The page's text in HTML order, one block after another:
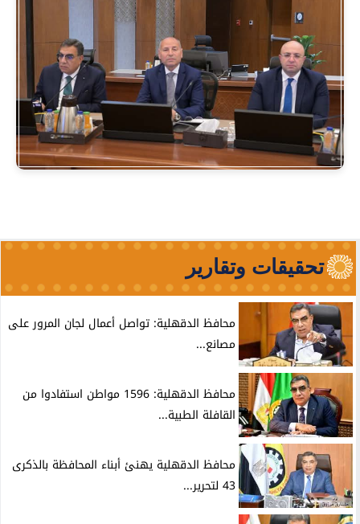
تحقيقات وتقارير
محافظ الدقهلية: تواصل أعمال لجان المرور على
مصانع...
محافظ الدقهلية: 1596 مواطن استفادوا من
القافلة الطبية...
محافظ الدقهلية يهنئ أبناء المحافظة بالذكرى
43 لتحرير...